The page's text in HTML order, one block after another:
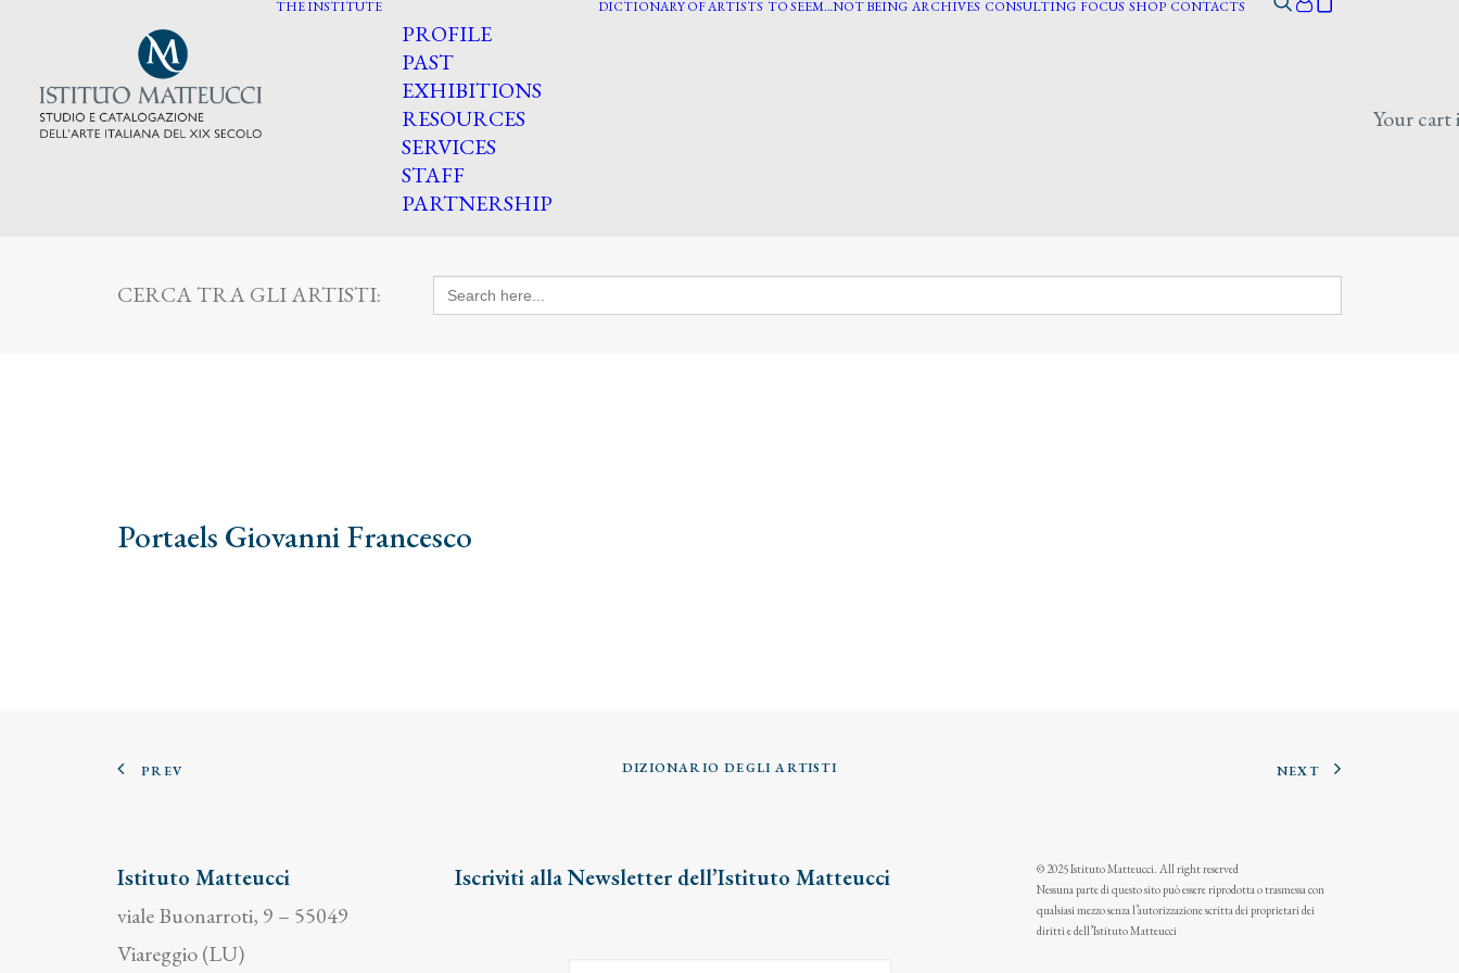
THE INSTITUTE
PROFILE
PAST
EXHIBITIONS
RESOURCES
SERVICES
STAFF
PARTNERSHIP
DICTIONARY OF ARTISTS TO SEEM…NOT BEING ARCHIVES CONSULTING FOCUS SHOP CONTACTS
Your cart
CERCA TRA GLI ARTISTI: Search
for:
Portaels Giovanni Francesco
PREV DIZIONARIO DEGLI ARTISTI NEXT
Istituto Matteucci
viale Buonarroti, 9 – 55049
Viareggio (LU)
Iscriviti alla Newsletter dell’Istituto Matteucci
© 2025 Istituto Matteucci. All right reserved
Nessuna parte di questo sito può essere riprodotta o trasmessa con
qualsiasi mezzo senza l’autorizzazione scritta dei proprietari dei
diritti e dell’Istituto Matteucci